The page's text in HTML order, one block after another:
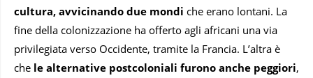
cultura, avvicinando due mondi che erano lontani. La
fine della colonizzazione ha offerto agli africani una via
privilegiata verso Occidente, tramite la Francia. L’altra è
che le alternative postcoloniali furono anche peggiori,